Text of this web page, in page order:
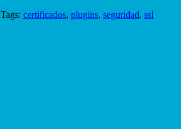
Tags: certificados, plugins, seguridad, ssl